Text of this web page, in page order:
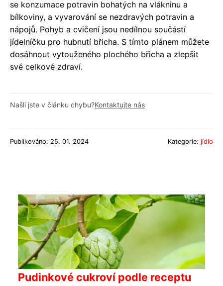
se konzumace potravin bohatých na vlákninu a
bílkoviny, a vyvarování se nezdravých potravin a
nápojů. Pohyb a cvičení jsou nedílnou součástí
jídelníčku pro hubnutí břicha. S tímto plánem můžete
dosáhnout vytouženého plochého břicha a zlepšit
své celkové zdraví.
Našli jste v článku chybu?Kontaktujte nás
Publikováno: 25. 01. 2024 Kategorie: jídlo
Pudinkové cukroví podle receptu